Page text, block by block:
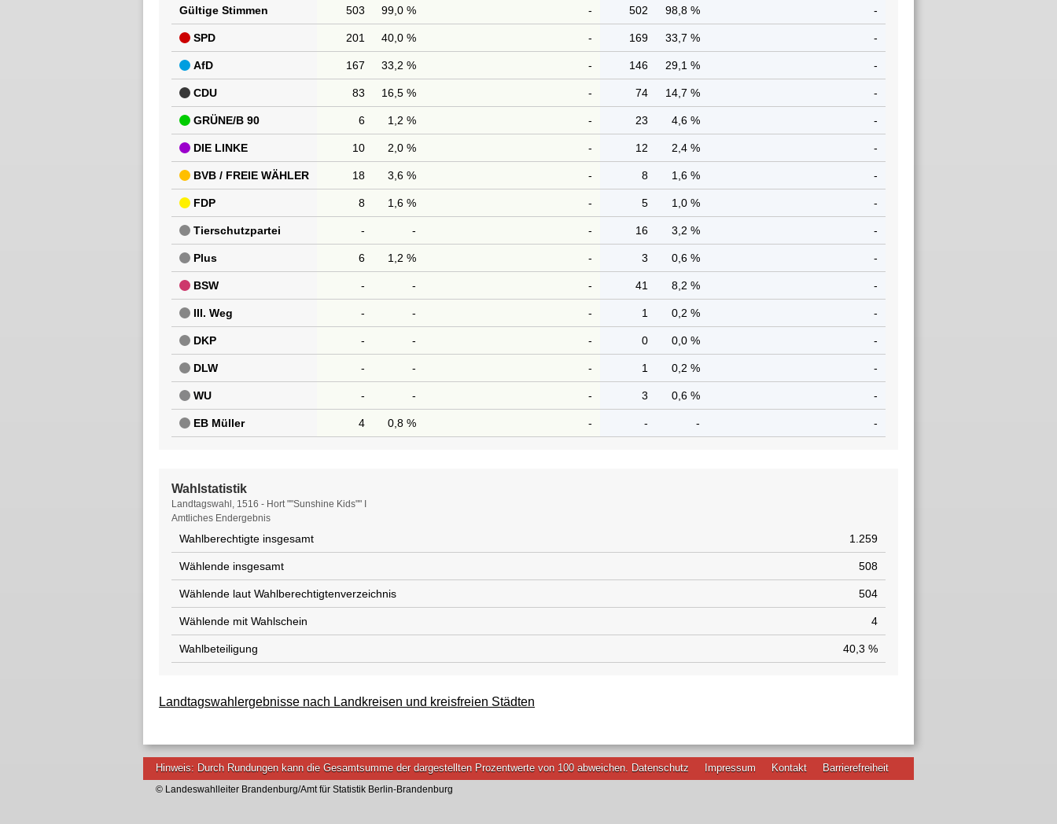
Gültige Stimmen 503 99,0 % - 502 98,8 % -
SPD 201 40,0 % - 169 33,7 % -
AfD 167 33,2 % - 146 29,1 % -
CDU 83 16,5 % - 74 14,7 % -
GRÜNE/B 90 6 1,2 % - 23 4,6 % -
DIE LINKE 10 2,0 % - 12 2,4 % -
BVB / FREIE WÄHLER 18 3,6 % - 8 1,6 % -
FDP 8 1,6 % - 5 1,0 % -
Tierschutzpartei - - - 16 3,2 % -
Plus 6 1,2 % - 3 0,6 % -
BSW - - - 41 8,2 % -
III. Weg - - - 1 0,2 % -
DKP - - - 0 0,0 % -
DLW - - - 1 0,2 % -
WU - - - 3 0,6 % -
EB Müller 4 0,8 % - - - -
Wahlstatistik
Wahlstatistik
Landtagswahl, 1516 - Hort ""Sunshine Kids"" I
Amtliches Endergebnis
Wahlberechtigte insgesamt 1.259
Wählende insgesamt 508
Wählende laut Wahlberechtigtenverzeichnis 504
Wählende mit Wahlschein 4
Wahlbeteiligung 40,3 %
Landtagswahlergebnisse nach Landkreisen und kreisfreien Städten
Hinweis: Durch Rundungen kann die Gesamtsumme der dargestellten Prozentwerte von 100 abweichen. Datenschutz Impressum Kontakt Barrierefreiheit
© Landeswahlleiter Brandenburg/Amt für Statistik Berlin-Brandenburg